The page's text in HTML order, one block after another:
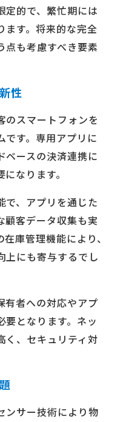
定的で、繁忙期には
ます。将来的な完全
点も考慮すべき要素
性
のスマートフォンを
です。専用アプリに
ベースの決済連携に
なります。
で、アプリを通じた
顧客データ収集も実
庫管理機能により、
上にも寄与するでし
有者への対応やアプ
要となります。ネッ
く、セキュリティ対
ンサー技術により物